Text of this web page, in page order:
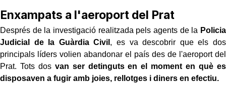
Enxampats a l'aeroport del Prat
Després de la investigació realitzada pels agents de la Policia
Judicial de la Guàrdia Civil , es va descobrir que els dos
principals líders volien abandonar el país des de l'aeroport del
Prat. Tots dos van ser detinguts en el moment en què es
disposaven a fugir amb joies, rellotges i diners en efectiu.